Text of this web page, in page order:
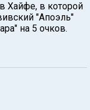
Хайфе, в которой
"Апоэль"
на 5 очков.